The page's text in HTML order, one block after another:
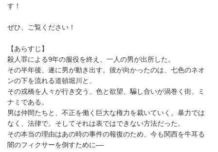
す！
ぜひ、ご覧ください！
【あらすじ】
殺人罪による9年の服役を終え、一人の男が出所した。
その半年後、遂に男が動き出す。彼が向かったのは、七色のネオ
ンの下を流れる道頓堀川と、
その戎橋を人々が行き交う、色と欲望、騙し合いが渦巻く街、ミ
ナミである。
男は仲間たちと、不正を働く巨大な権力を裁いていく。暴力では
なく、法律で。そしてそれは表ではできない方法だった。
その本当の理由はあの時の事件の報復のため、今も関西を牛耳る
闇のフィクサーを倒すために――